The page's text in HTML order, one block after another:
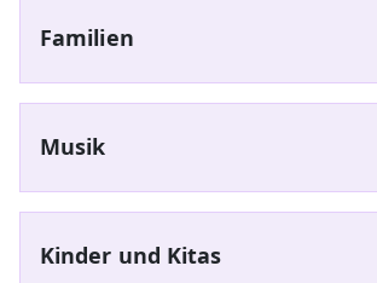
Familien
Musik
Kinder und Kitas